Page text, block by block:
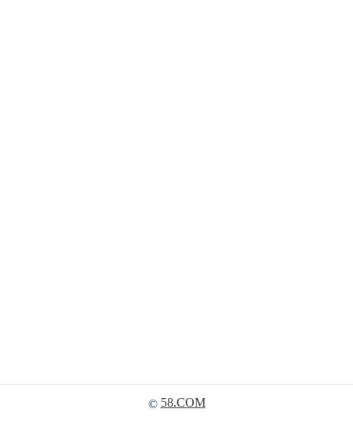
© 58.COM